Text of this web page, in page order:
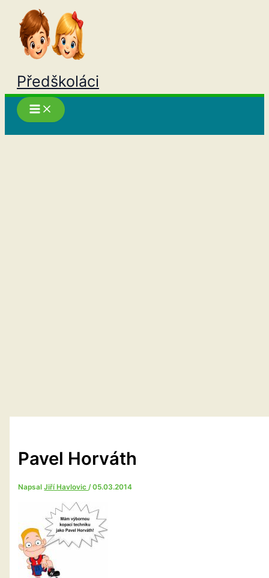
Přeskočit
obsah
Předškoláci
Pavel Horváth
NapsalJiří Havlovic/05.03.2014